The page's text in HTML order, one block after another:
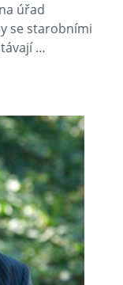
úřad
se starobními
…